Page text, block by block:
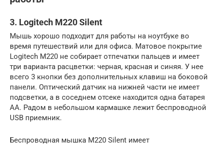
3. Logitech M220 Silent
Мышь хорошо подходит для работы на ноутбуке во
время путешествий или для офиса. Матовое покрытие
Logitech M220 не собирает отпечатки пальцев и имеет
три варианта расцветки: черная, красная и синяя. У нее
всего 3 кнопки без дополнительных клавиш на боковой
панели. Оптический датчик на нижней части не имеет
подсветки, а в соседнем отсеке находится одна батарея
АА. Радом в небольшом кармашке лежит беспроводной
USB приемник.
Беспроводная мышка M220 Silent имеет